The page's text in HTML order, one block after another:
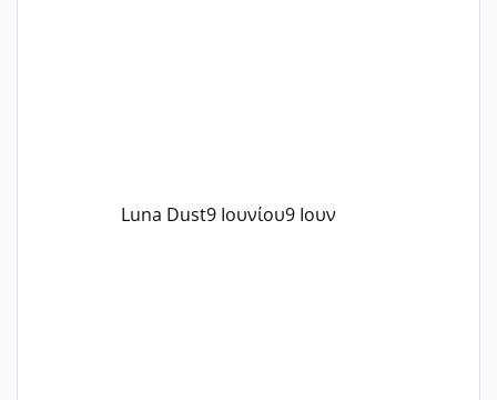
Luna Dust9 Ιουνίου9 Ιουν